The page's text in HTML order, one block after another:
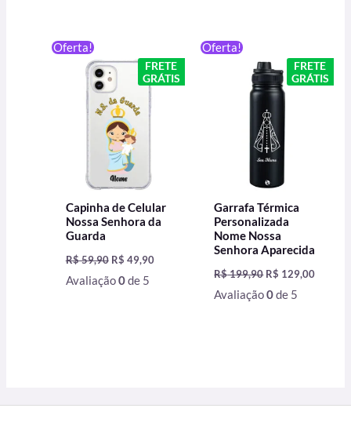
Oferta!
FRETE
GRÁTIS
Capinha de Celular
Nossa Senhora da
Guarda
R$59,90
original
era:
R$ 59,90.
R$ 49,90
preço
atual
é:
Avaliação0de 5
Oferta!
FRETE
GRÁTIS
Garrafa Térmica
Personalizada
Nome Nossa
Senhora Aparecida
R$199,90
preço
original
era:
R$ 199,90.
R$ 129,00
preço
atual
é:
Avaliação0de 5